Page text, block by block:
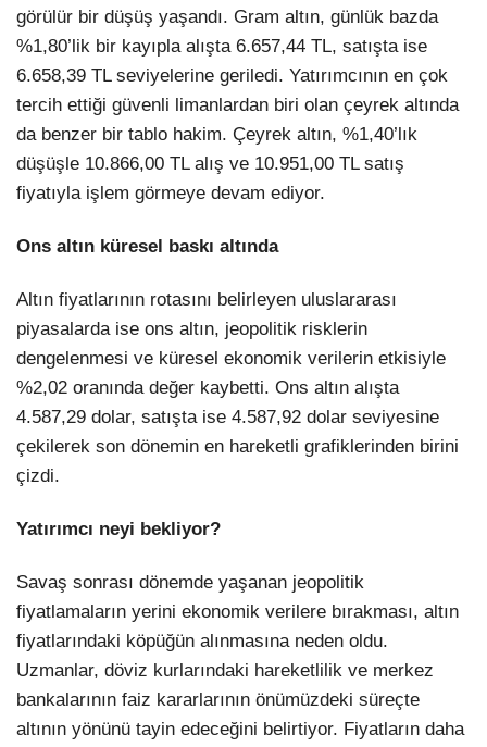
görülür bir düşüş yaşandı. Gram altın, günlük bazda
%1,80’lik bir kayıpla alışta 6.657,44 TL, satışta ise
6.658,39 TL seviyelerine geriledi. Yatırımcının en çok
tercih ettiği güvenli limanlardan biri olan çeyrek altında
da benzer bir tablo hakim. Çeyrek altın, %1,40’lık
düşüşle 10.866,00 TL alış ve 10.951,00 TL satış
fiyatıyla işlem görmeye devam ediyor.
Ons altın küresel baskı altında
Altın fiyatlarının rotasını belirleyen uluslararası
piyasalarda ise ons altın, jeopolitik risklerin
dengelenmesi ve küresel ekonomik verilerin etkisiyle
%2,02 oranında değer kaybetti. Ons altın alışta
4.587,29 dolar, satışta ise 4.587,92 dolar seviyesine
çekilerek son dönemin en hareketli grafiklerinden birini
çizdi.
Yatırımcı neyi bekliyor?
Savaş sonrası dönemde yaşanan jeopolitik
fiyatlamaların yerini ekonomik verilere bırakması, altın
fiyatlarındaki köpüğün alınmasına neden oldu.
Uzmanlar, döviz kurlarındaki hareketlilik ve merkez
bankalarının faiz kararlarının önümüzdeki süreçte
altının yönünü tayin edeceğini belirtiyor. Fiyatların daha